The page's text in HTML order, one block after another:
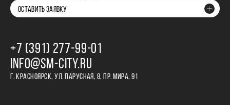
ОСТАВИТЬ ЗАЯВКУ
+7 (391) 277‒99‒01
INFO@SM-CITY.RU
Г. КРАСНОЯРСК, УЛ. ПАРУСНАЯ, 8, ПР. МИРА, 91